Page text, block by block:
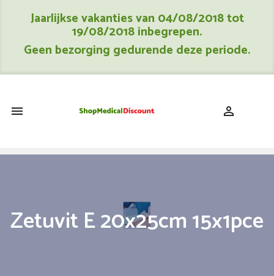
Jaarlijkse vakanties van 04/08/2018 tot
19/08/2018 inbegrepen.
Geen bezorging gedurende deze periode.
 
Zetuvit E 20x25cm 15x1pce